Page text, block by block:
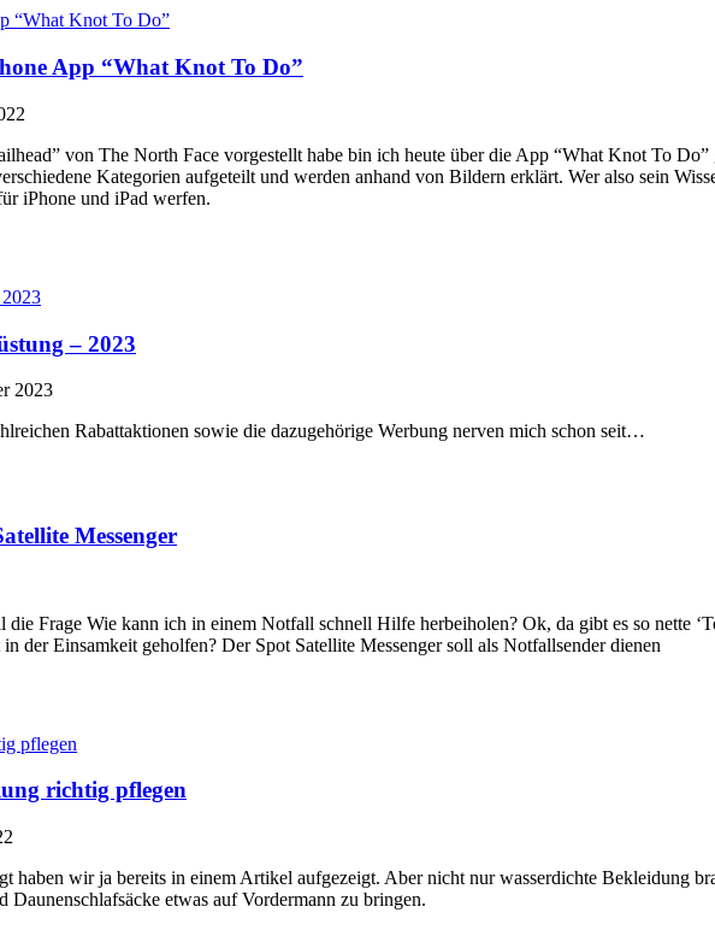
App “What Knot To Do”
von The North Face vorgestellt habe bin ich heute über die App “What Knot To
Kategorien aufgeteilt und werden anhand von Bildern erklärt. Wer also sein
iPhone und iPad werfen.
– 2023
2023
Rabattaktionen sowie die dazugehörige Werbung nerven mich schon seit…
Messenger
die Frage Wie kann ich in einem Notfall schnell Hilfe herbeiholen? Ok, da gibt es so nette
der Einsamkeit geholfen? Der Spot Satellite Messenger soll als Notfallsender dienen
richtig pflegen
haben wir ja bereits in einem Artikel aufgezeigt. Aber nicht nur wasserdichte Bekleidung
Daunenschlafsäcke etwas auf Vordermann zu bringen.